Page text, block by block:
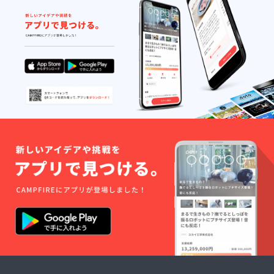
につい
て 商品
はケニ
アから
国際郵
便にて
日本に
到着
後、日
本にて
再度検
品し、
となり
ます。
ケニア
からは
通常4週
間程度
で日本
に到着
となり
ます
れに物
サイク
ルレ
ザーサ
コッ
シュキ
テンゲ
部分の
柄の模
様の位
置が写
真とは
異なる
ます。
予めご
了承く
ださ
い。 ※
商品の
お届け
につい
て 商品
はケニ
国際郵
しまし
ては、
目安と
なりま
すの
で、お
約束で
きかね
ますこ
とを何
卒ご了
承くだ
多く出
回って
います
が、当
社では
ケニア
産にこ
だわ
り、マ
サイ
シュカ
の老舗
で、品
評のあ
る
「SPIN
NERS
&
SPINNE
RS
LTD」
社製の
rfly（バ
タフラ
イ）』